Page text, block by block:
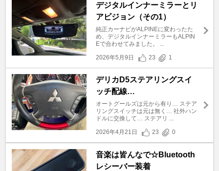
デジタルインナーミラーとリ
アビジョン（その1）
純正カーナビがALPINEに変わったた
め、デジタルインナーミラーもALPIN
Eで合わせてみました。 ...
2026年5月9日
23 1
デリカD5ステアリングスイ
ッチ配線…
オートグールズは元から有り… ステア
リングスイッチは元は無く… 社外ハン
ドルに交換して… ステアリ ...
2026年4月21日
23 0
音楽は皆んなで☆Bluetooth
レシーバー装着